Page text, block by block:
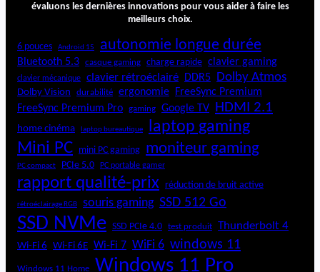
évaluons les dernières innovations pour vous aider à faire les
meilleurs choix.
6 pouces Android 15 autonomie longue durée
Bluetooth 5.3 casque gaming charge rapide clavier gaming
clavier mécanique clavier rétroéclairé DDR5 Dolby Atmos
Dolby Vision durabilité ergonomie
FreeSync Premium
FreeSync Premium Pro
gaming Google TV HDMI 2.1
home cinéma laptop bureautique laptop gaming
Mini PC mini PC gaming moniteur gaming
PC compact PCIe 5.0 PC portable gamer
rapport qualité-prix réduction de bruit active
rétroéclairage RGB souris gaming SSD 512 Go
SSD NVMe SSD PCIe 4.0 test produit Thunderbolt 4
Wi-Fi 6 Wi-Fi 6E Wi-Fi 7 WiFi 6 windows 11
Windows 11 Home Windows 11 Pro